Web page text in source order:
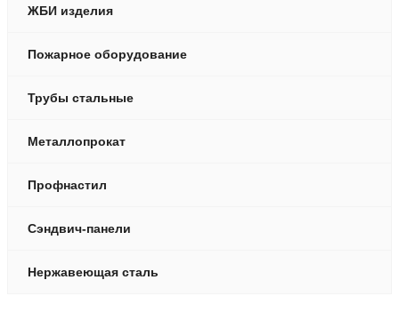
ЖБИ изделия
Пожарное оборудование
Трубы стальные
Металлопрокат
Профнастил
Сэндвич-панели
Нержавеющая сталь